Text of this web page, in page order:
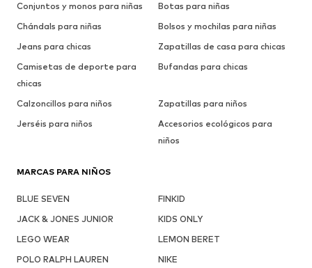
Conjuntos y monos para niñas
Botas para niñas
Chándals para niñas
Bolsos y mochilas para niñas
Jeans para chicas
Zapatillas de casa para chicas
Camisetas de deporte para
chicas
Bufandas para chicas
Calzoncillos para niños
Zapatillas para niños
Jerséis para niños
Accesorios ecológicos para
niños
MARCAS PARA NIÑOS
BLUE SEVEN
FINKID
JACK & JONES JUNIOR
KIDS ONLY
LEGO WEAR
LEMON BERET
POLO RALPH LAUREN
NIKE